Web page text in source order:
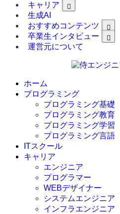
キャリア
生成AI
おすすめコンテンツ
卒業生インタビュー
運営元について
ホーム
プログラミング
プログラミング基礎
プログラミング教育
プログラミング学習
プログラミング言語
C言語
C#
VBA
Go言語
Kotlin
Java
ITスクール
キャリア
エンジニア
プログラマー
WEBデザイナー
システムエンジニア
インフラエンジニア